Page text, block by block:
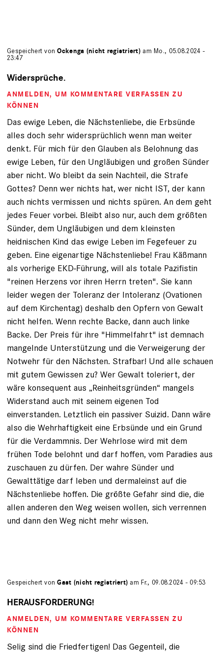
Gespeichert vonOckenga (nicht registriert) am Mo., 05.08.2024 -
23:47
Widersprüche.
ANMELDEN, UM KOMMENTARE VERFASSEN ZU
KÖNNEN
Das ewige Leben, die Nächstenliebe, die Erbsünde
alles doch sehr widersprüchlich wenn man weiter
denkt. Für mich für den Glauben als Belohnung das
ewige Leben, für den Ungläubigen und großen Sünder
aber nicht. Wo bleibt da sein Nachteil, die Strafe
Gottes? Denn wer nichts hat, wer nicht IST, der kann
auch nichts vermissen und nichts spüren. An dem geht
jedes Feuer vorbei. Bleibt also nur, auch dem größten
Sünder, dem Ungläubigen und dem kleinsten
heidnischen Kind das ewige Leben im Fegefeuer zu
geben. Eine eigenartige Nächstenliebe! Frau Käßmann
als vorherige EKD-Führung, will als totale Pazifistin
"reinen Herzens vor ihren Herrn treten". Sie kann
leider wegen der Toleranz der Intoleranz (Ovationen
auf dem Kirchentag) deshalb den Opfern von Gewalt
nicht helfen. Wenn rechte Backe, dann auch linke
Backe. Der Preis für ihre "Himmelfahrt" ist demnach
mangelnde Unterstützung und die Verweigerung der
Notwehr für den Nächsten. Strafbar! Und alle schauen
mit gutem Gewissen zu? Wer Gewalt toleriert, der
wäre konsequent aus „Reinheitsgründen“ mangels
Widerstand auch mit seinem eigenen Tod
einverstanden. Letztlich ein passiver Suizid. Dann wäre
also die Wehrhaftigkeit eine Erbsünde und ein Grund
für die Verdammnis. Der Wehrlose wird mit dem
frühen Tode belohnt und darf hoffen, vom Paradies aus
zuschauen zu dürfen. Der wahre Sünder und
Gewalttätige darf leben und dermaleinst auf die
Nächstenliebe hoffen. Die größte Gefahr sind die, die
allen anderen den Weg weisen wollen, sich verrennen
und dann den Weg nicht mehr wissen.
Gespeichert vonGast (nicht registriert) am Fr., 09.08.2024 - 09:53
HERAUSFORDERUNG!
ANMELDEN, UM KOMMENTARE VERFASSEN ZU
KÖNNEN
Selig sind die Friedfertigen! Das Gegenteil, die